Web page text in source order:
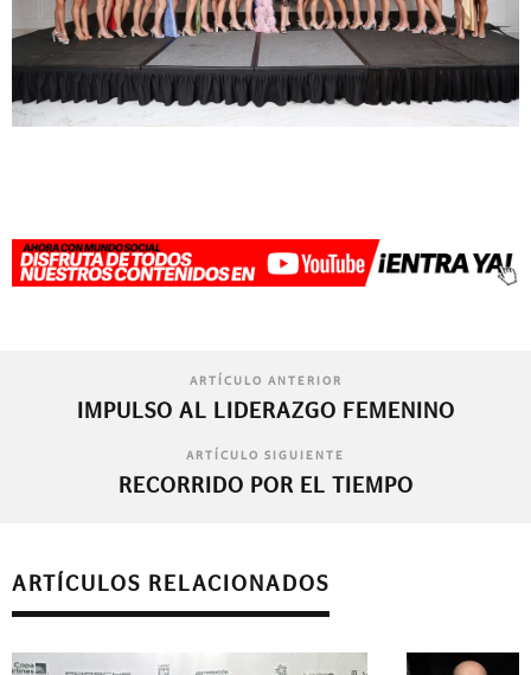
ARTÍCULO ANTERIOR
IMPULSO AL LIDERAZGO FEMENINO
ARTÍCULO SIGUIENTE
RECORRIDO POR EL TIEMPO
ARTÍCULOS RELACIONADOS